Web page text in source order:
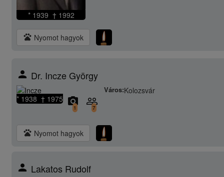
* 1939 † 1992
pets Nyomot hagyok
person Dr. Incze György
* 1938 † 1975
Város:Kolozsvár
camera_alt
1
people_outline
7
pets Nyomot hagyok
person Lakatos Rudolf